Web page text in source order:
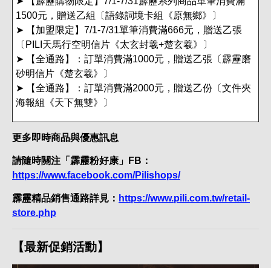
1500元，贈送乙組〔語錄詞境卡組《原無鄉》〕
➤ 【加盟限定】7/1-7/31單筆消費滿666元，贈送乙張
〔PILI天馬行空明信片《太玄封羲+楚玄羲》〕
➤ 【全通路】：訂單消費滿1000元，贈送乙張〔霹靂磨
砂明信片《楚玄羲》〕
➤ 【全通路】：訂單消費滿2000元，贈送乙份〔文件夾
海報組《天下無雙》〕
更多即時商品與優惠訊息
請隨時關注「霹靂粉好康」FB：
https://www.facebook.com/Pilishops/
霹靂精品銷售通路詳見： https://www.pili.com.tw/retail-
store.php
【最新促銷活動】